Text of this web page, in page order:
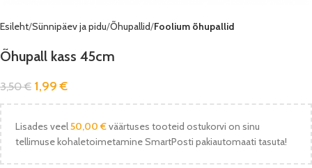
Esileht Sünnipäev ja pidu Õhupallid Foolium õhupallid
Õhupall kass 45cm
3,50€ 1,99€
Lisades veel50,00 €väärtuses tooteid ostukorvi on sinu
tellimuse kohaletoimetamine SmartPosti pakiautomaati tasuta!